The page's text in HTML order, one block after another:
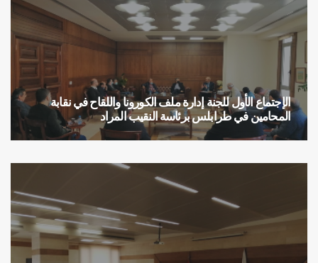
الإجتماع الأول للجنة إدارة ملف الكورونا واللقاح في نقابة
المحامين في طرابلس برئاسة النقيب المراد
لجنة إدارة ملف الكورونا